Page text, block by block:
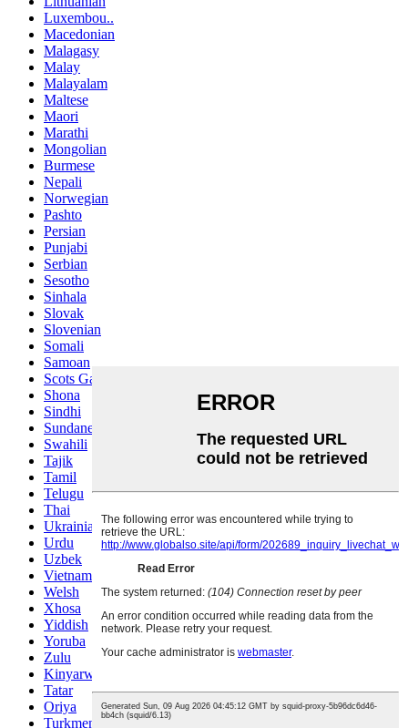
Luxembou..
Macedonian
Malagasy
Malay
Malayalam
Maltese
Maori
Marathi
Mongolian
Burmese
Nepali
Norwegian
Pashto
Persian
Punjabi
Serbian
Sesotho
Sinhala
Slovak
Slovenian
Somali
Samoan
Scots Gaelic
Shona
Sindhi
Sundanese
Swahili
Tajik
Tamil
Telugu
Thai
Ukrainian
Urdu
Uzbek
Vietnamese
Welsh
Xhosa
Yiddish
Yoruba
Zulu
Kinyarwanda
Tatar
Oriya
Turkmen